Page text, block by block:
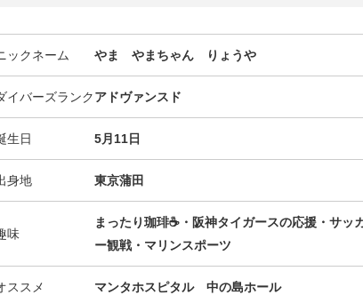
ックネーム やま やまちゃん りょうや
イバーズランクアドヴァンスド
生日 5月11日
身地 東京蒲田
味
まったり珈琲☕・阪神タイガースの応援・サッ
ー観戦・マリンスポーツ
ススメ マンタホスピタル 中の島ホール